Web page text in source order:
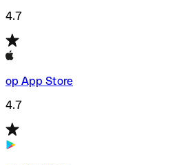
4.7
op App Store
4.7